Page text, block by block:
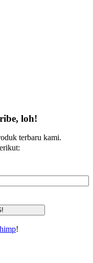
loh!
terbaru kami.
!